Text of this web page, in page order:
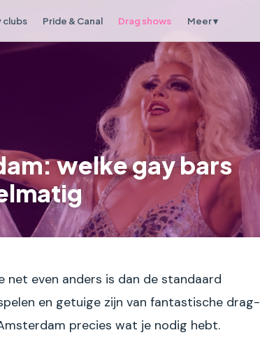
clubs Pride & Canal Drag shows Meer ▾
welke gay bars
net even anders is dan de standaard
en getuige zijn van fantastische drag-
precies wat je nodig hebt.